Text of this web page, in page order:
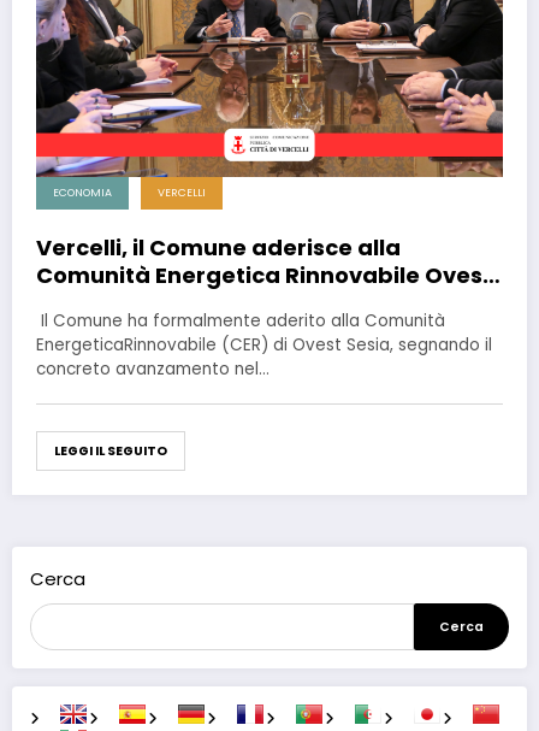
ECONOMIA VERCELLI
Vercelli, il Comune aderisce alla
Comunità Energetica Rinnovabile Ovest
Il Comune ha formalmente aderito alla Comunità
EnergeticaRinnovabile (CER) di Ovest Sesia, segnando il
concreto avanzamento nel…
LEGGI IL SEGUITO
Cerca
Cerca